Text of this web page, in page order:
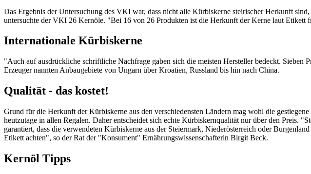
Das Ergebnis der Untersuchung des VKI war, dass nicht alle Kürbiskerne steirischer Herkunft
untersuchte der VKI 26 Kernöle. "Bei 16 von 26 Produkten ist die Herkunft der Kerne laut Etikett
Internationale Kürbiskerne
"Auch auf ausdrückliche schriftliche Nachfrage gaben sich die meisten Hersteller bedeckt.
Erzeuger nannten Anbaugebiete von Ungarn über Kroatien, Russland bis hin nach China.
Qualität - das kostet!
Grund für die Herkunft der Kürbiskerne aus den verschiedensten Ländern mag wohl die
heutzutage in allen Regalen. Daher entscheidet sich echte Kürbiskernqualität nur über den Preis.
garantiert, dass die verwendeten Kürbiskerne aus der Steiermark, Niederösterreich oder
Etikett achten", so der Rat der "Konsument" Ernährungswissenschafterin Birgit Beck.
Kernöl Tipps